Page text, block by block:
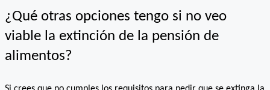
¿Qué otras opciones tengo si no veo
viable la extinción de la pensión de
alimentos?